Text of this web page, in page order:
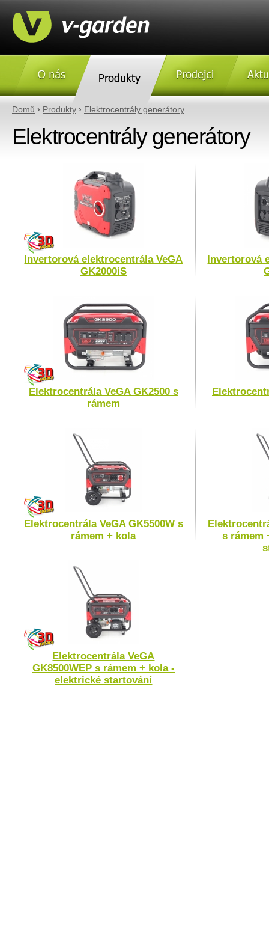
Domů › Produkty › Elektrocentrály generátory
Elektrocentrály generátory
Invertorová elektrocentrála VeGA
GK2000iS
Invertorová
Elektrocentrála VeGA GK2500 s
rámem
Elektrocentrála VeGA GK5500W s
rámem + kola
s rámem
Elektrocentrála VeGA
GK8500WEP s rámem + kola -
elektrické startování
O nás Produkty Prodejci Aktulity